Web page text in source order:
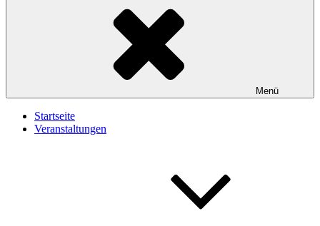
Menü
Startseite
Veranstaltungen